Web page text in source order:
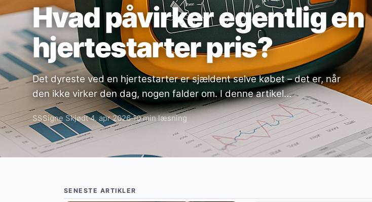
Hvad påvirker egentlig en
hjertestarter pris?
Det dyreste ved en hjertestarter er sjældent selve købet – det er, når
den ikke virker den dag, nogen falder om. I denne artikel…
SSSigne Skjødt·4. apr 2026·10 min læsning
SENESTE ARTIKLER